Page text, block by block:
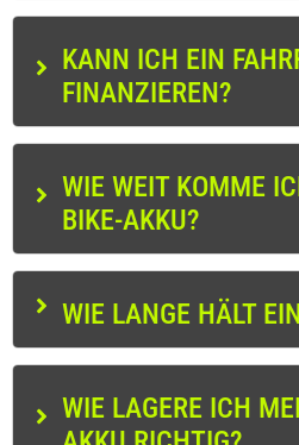
KANN ICH EIN
FINANZIEREN?
WIE WEIT KOMME
BIKE-AKKU?
WIE LANGE HÄLT
WIE LAGERE ICH